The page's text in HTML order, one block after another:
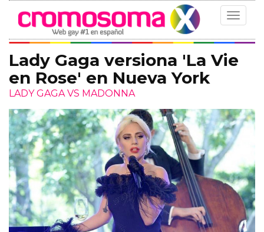
Toggle
Lady Gaga versiona 'La Vie
en Rose' en Nueva York
LADY GAGA VS MADONNA